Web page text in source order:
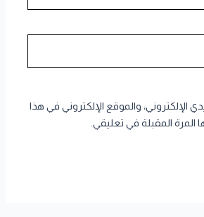
الإلكتروني، والموقع الإلكتروني في هذا
المرة المقبلة في تعليقي.